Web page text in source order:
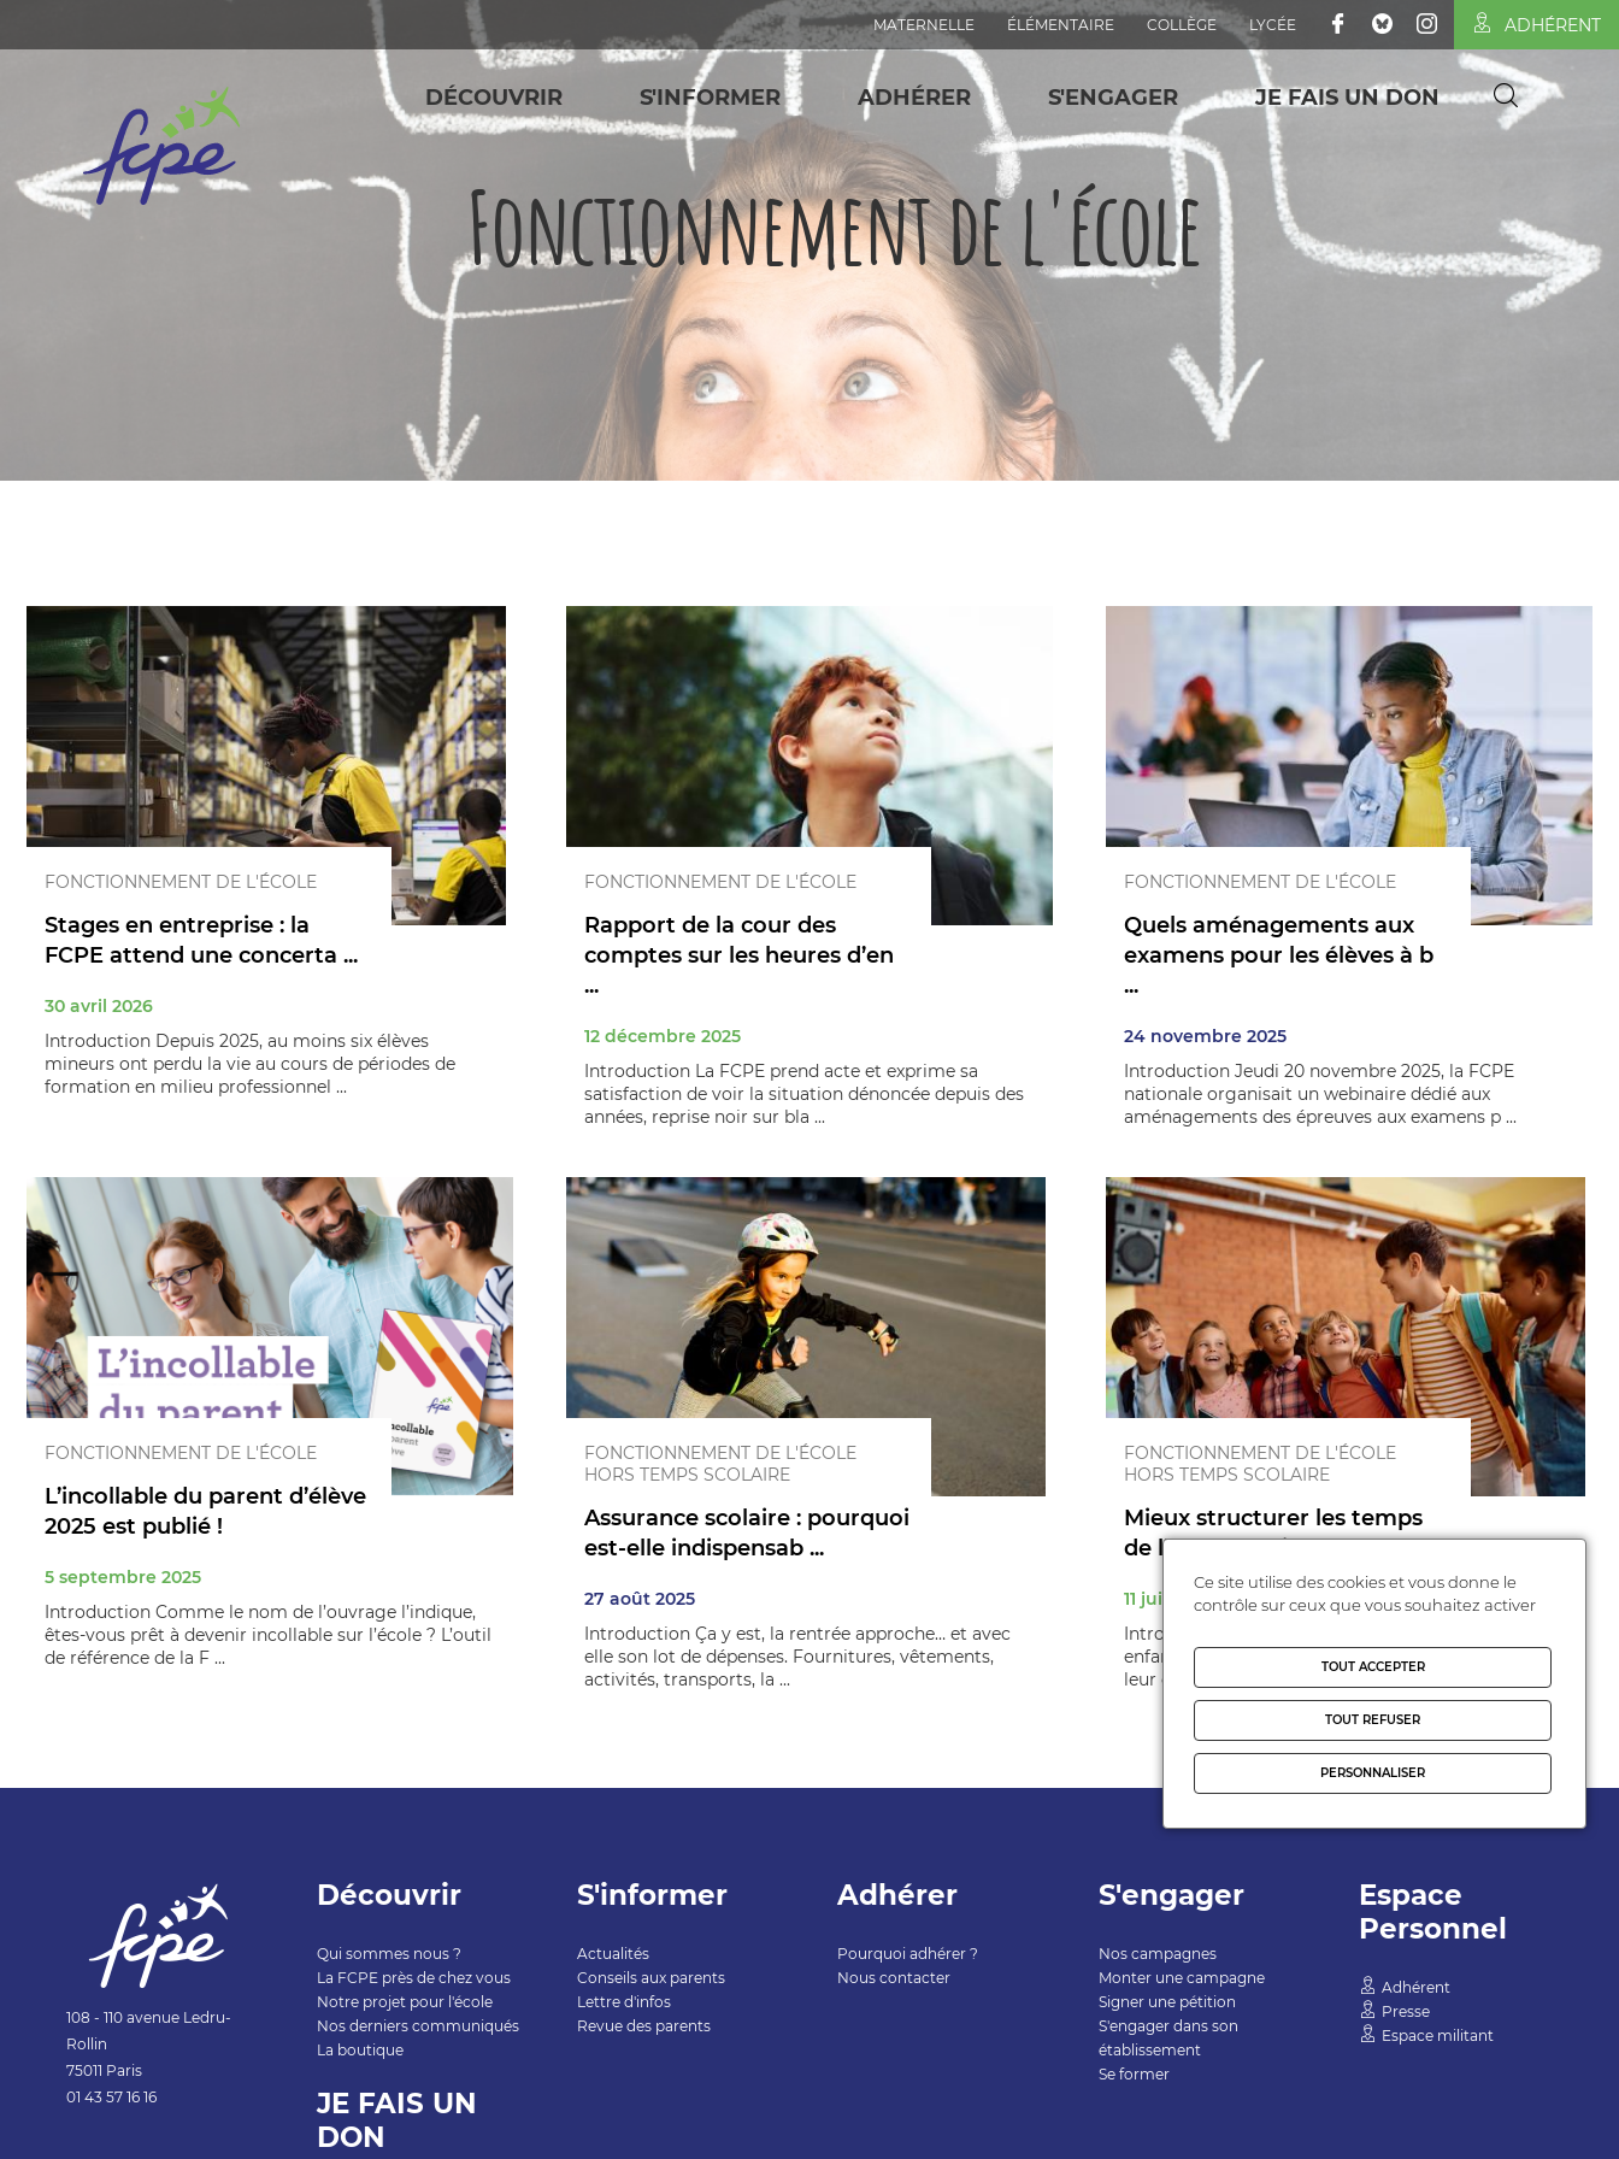
MATERNELLE ÉLÉMENTAIRE COLLÈGE LYCÉE ADHÉRENT
DÉCOUVRIR S'INFORMER ADHÉRER S'ENGAGER JE FAIS UN DON
Fonctionnement de l'école
FONCTIONNEMENT DE L'ÉCOLE
Stages en entreprise : la
FCPE attend une concerta ...
30 avril 2026
Introduction Depuis 2025, au moins six élèves
mineurs ont perdu la vie au cours de périodes de
formation en milieu professionnel ...
FONCTIONNEMENT DE L'ÉCOLE
Rapport de la cour des
comptes sur les heures d’en
...
12 décembre 2025
Introduction La FCPE prend acte et exprime sa
satisfaction de voir la situation dénoncée depuis des
années, reprise noir sur bla ...
FONCTIONNEMENT DE L'ÉCOLE
Quels aménagements aux
examens pour les élèves à b
...
24 novembre 2025
Introduction Jeudi 20 novembre 2025, la FCPE
nationale organisait un webinaire dédié aux
aménagements des épreuves aux examens p ...
FONCTIONNEMENT DE L'ÉCOLE
L’incollable du parent d’élève
2025 est publié !
5 septembre 2025
Introduction Comme le nom de l’ouvrage l’indique,
êtes-vous prêt à devenir incollable sur l’école ? L’outil
de référence de la F ...
FONCTIONNEMENT DE L'ÉCOLE
HORS TEMPS SCOLAIRE
Assurance scolaire : pourquoi
est-elle indispensab ...
27 août 2025
Introduction Ça y est, la rentrée approche… et avec
elle son lot de dépenses. Fournitures, vêtements,
activités, transports, la ...
FONCTIONNEMENT DE L'ÉCOLE
HORS TEMPS SCOLAIRE
Mieux structurer les temps
de l’enfant : mise en p ...
11 juillet 2025
Introduction Comment penser les journées des
enfants pour qu’elles favorisent leur apprentissage,
leur développement et leur bie ...
108 - 110 avenue Ledru-
Rollin
75011 Paris
01 43 57 16 16
Découvrir
Qui sommes nous ?
La FCPE près de chez vous
Notre projet pour l'école
Nos derniers communiqués
La boutique
S'informer
Actualités
Conseils aux parents
Lettre d'infos
Revue des parents
Adhérer
Pourquoi adhérer ?
Nous contacter
S'engager
Nos campagnes
Monter une campagne
Signer une pétition
S'engager dans son
établissement
Se former
JE FAIS UN
DON
Espace
Personnel
Adhérent
Presse
Espace militant
Ce site utilise des cookies et vous donne le
contrôle sur ceux que vous souhaitez activer
TOUT ACCEPTER
TOUT REFUSER
PERSONNALISER